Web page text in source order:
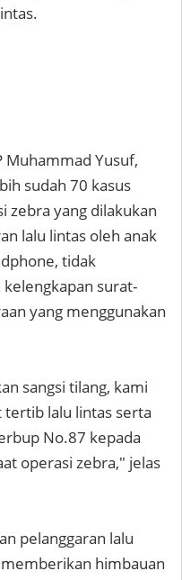
Muhammad Yusuf,
sudah 70 kasus
zebra yang dilakukan
lalu lintas oleh anak
tidak
surat-
yang menggunakan
sangsi tilang, kami
tertib lalu lintas serta
No.87 kepada
operasi zebra," jelas
pelanggaran lalu
himbauan